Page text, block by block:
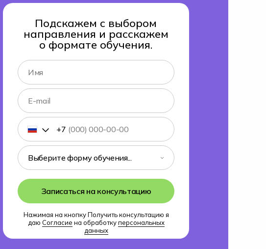
+7
Записаться на консультацию
Нажимая на кнопку Получить консультацию я
даю Согласие на обработкуперсональных
данных
Подскажем с выбором
направления и расскажем
о формате обучения.